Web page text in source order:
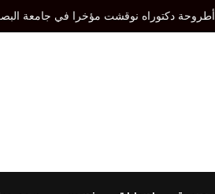
تنظيرات أخرى، أما نظرية المسرح فتدرس